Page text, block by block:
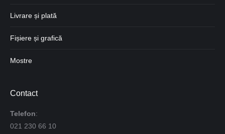
Livrare și plată
Fișiere și grafică
Mostre
Contact
Telefon:
021 230 66 10